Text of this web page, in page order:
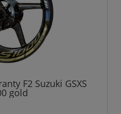
F2 Suzuki GSXS
gold